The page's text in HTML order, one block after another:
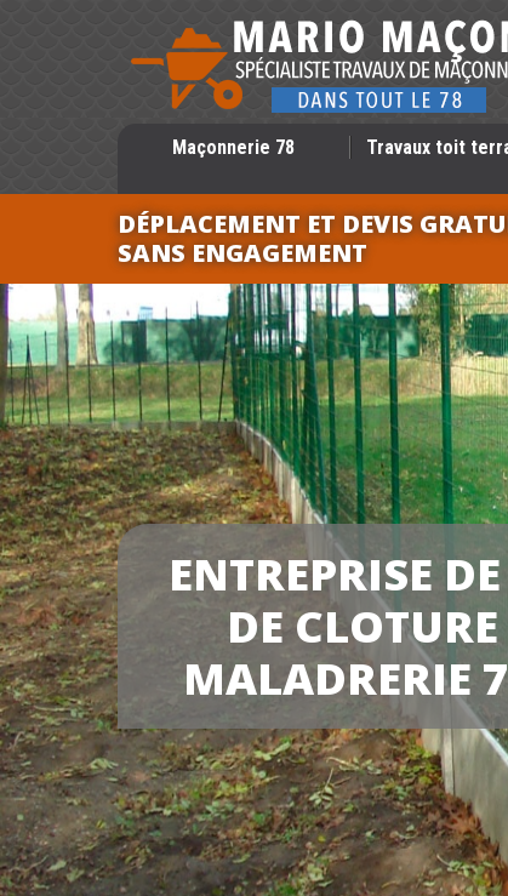
Maçonnerie 78 Travaux toit
DÉPLACEMENT ET DEVIS
SANS ENGAGEMENT
ENTREPRISE
DE
MALADRERIE